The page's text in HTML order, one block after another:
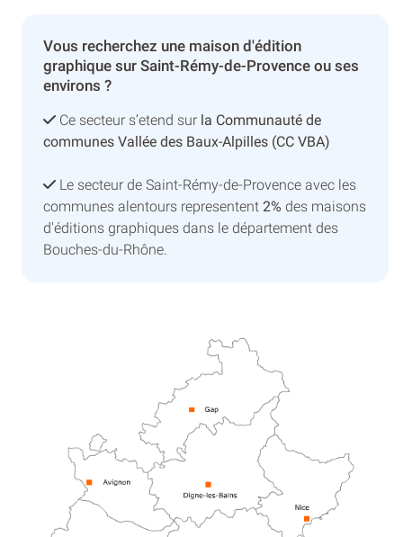
Vous recherchez une maison d'édition
graphique sur Saint-Rémy-de-Provence ou ses
environs ?
Ce secteur s’etend sur la Communauté de
communes Vallée des Baux-Alpilles (CC VBA)
Le secteur de Saint-Rémy-de-Provence avec les
communes alentours representent 2% des maisons
d'éditions graphiques dans le département des
Bouches-du-Rhône.